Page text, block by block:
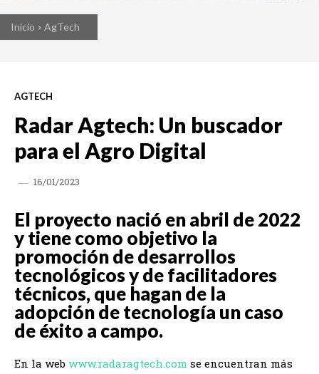
Inicio AgTech
AGTECH
Radar Agtech: Un buscador
para el Agro Digital
16/01/2023
El proyecto nació en abril de 2022
y tiene como objetivo la
promoción de desarrollos
tecnológicos y de facilitadores
técnicos, que hagan de la
adopción de tecnología un caso
de éxito a campo.
En la web www.radaragtech.com se encuentran más